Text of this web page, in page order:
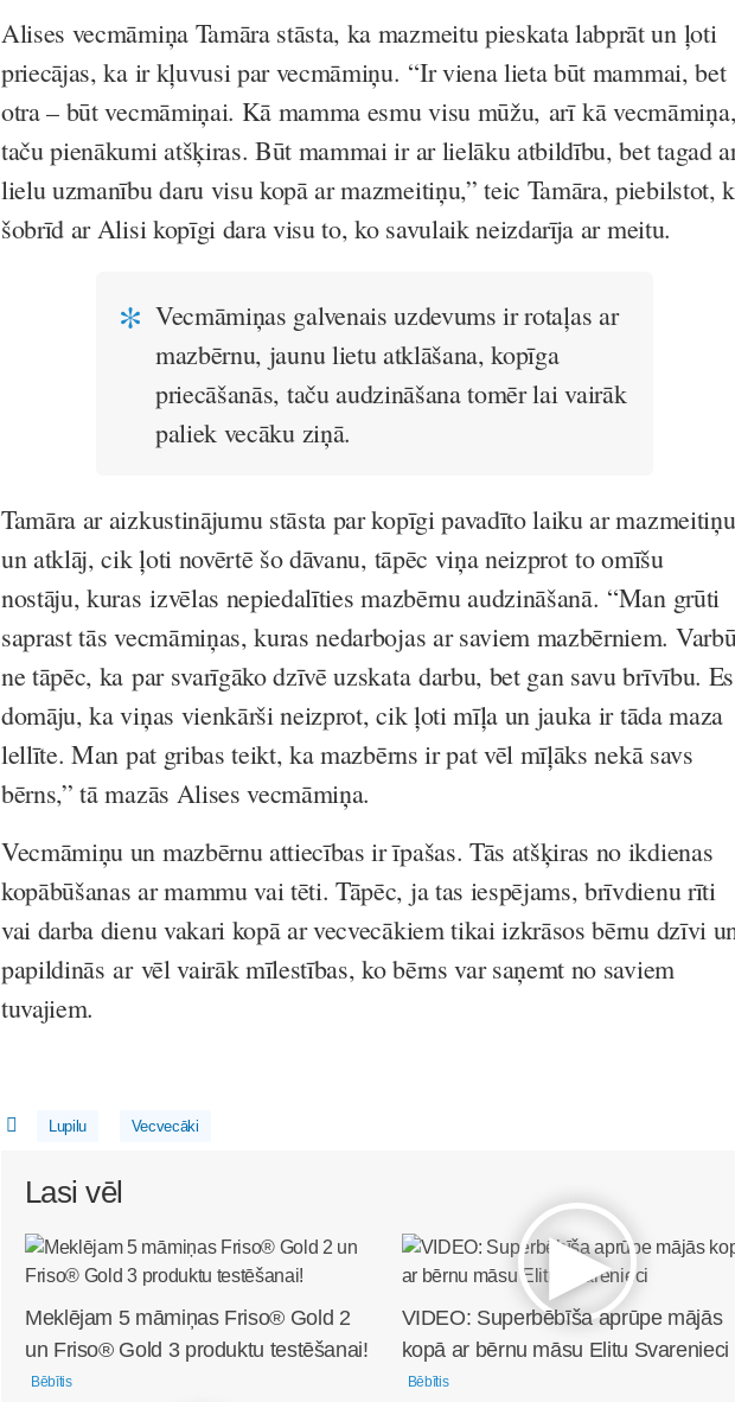
Alises vecmāmiņa Tamāra stāsta, ka mazmeitu pieskata labprāt un ļoti
priecājas, ka ir kļuvusi par vecmāmiņu. “Ir viena lieta būt mammai, bet
otra – būt vecmāmiņai. Kā mamma esmu visu mūžu, arī kā
taču pienākumi atšķiras. Būt mammai ir ar lielāku atbildību, bet tagad
lielu uzmanību daru visu kopā ar mazmeitiņu,” teic Tamāra, piebilstot,
šobrīd ar Alisi kopīgi dara visu to, ko savulaik neizdarīja ar meitu.
Vecmāmiņas galvenais uzdevums ir rotaļas ar
mazbērnu, jaunu lietu atklāšana, kopīga
priecāšanās, taču audzināšana tomēr lai vairāk
paliek vecāku ziņā.
Tamāra ar aizkustinājumu stāsta par kopīgi pavadīto laiku ar mazmeitiņu
un atklāj, cik ļoti novērtē šo dāvanu, tāpēc viņa neizprot to omīšu
nostāju, kuras izvēlas nepiedalīties mazbērnu audzināšanā. “Man grūti
saprast tās vecmāmiņas, kuras nedarbojas ar saviem mazbērniem.
ne tāpēc, ka par svarīgāko dzīvē uzskata darbu, bet gan savu brīvību. Es
domāju, ka viņas vienkārši neizprot, cik ļoti mīļa un jauka ir tāda maza
lellīte. Man pat gribas teikt, ka mazbērns ir pat vēl mīļāks nekā savs
bērns,” tā mazās Alises vecmāmiņa.
Vecmāmiņu un mazbērnu attiecības ir īpašas. Tās atšķiras no ikdienas
kopābūšanas ar mammu vai tēti. Tāpēc, ja tas iespējams, brīvdienu rīti
vai darba dienu vakari kopā ar vecvecākiem tikai izkrāsos bērnu dzīvi
papildinās ar vēl vairāk mīlestības, ko bērns var saņemt no saviem
tuvajiem.
Lupilu Vecvecāki
Lasi vēl
Meklējam 5 māmiņas Friso® Gold 2
un Friso® Gold 3 produktu testēšanai!
Bēbītis
VIDEO: Superbēbīša aprūpe mājās
kopā ar bērnu māsu Elitu Svarenieci
Bēbītis